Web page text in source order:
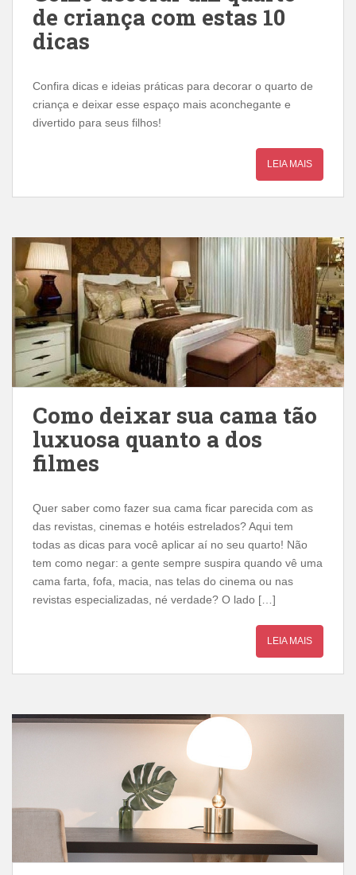
de criança com estas 10
dicas
Confira dicas e ideias práticas para decorar o quarto de
criança e deixar esse espaço mais aconchegante e
divertido para seus filhos!
LEIA MAIS
Como deixar sua cama tão
luxuosa quanto a dos
filmes
Quer saber como fazer sua cama ficar parecida com as
das revistas, cinemas e hotéis estrelados? Aqui tem
todas as dicas para você aplicar aí no seu quarto! Não
tem como negar: a gente sempre suspira quando vê uma
cama farta, fofa, macia, nas telas do cinema ou nas
revistas especializadas, né verdade? O lado […]
LEIA MAIS